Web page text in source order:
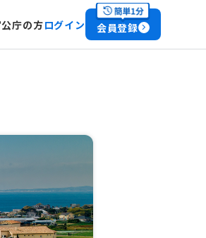
公庁の方ログイン 会員登録